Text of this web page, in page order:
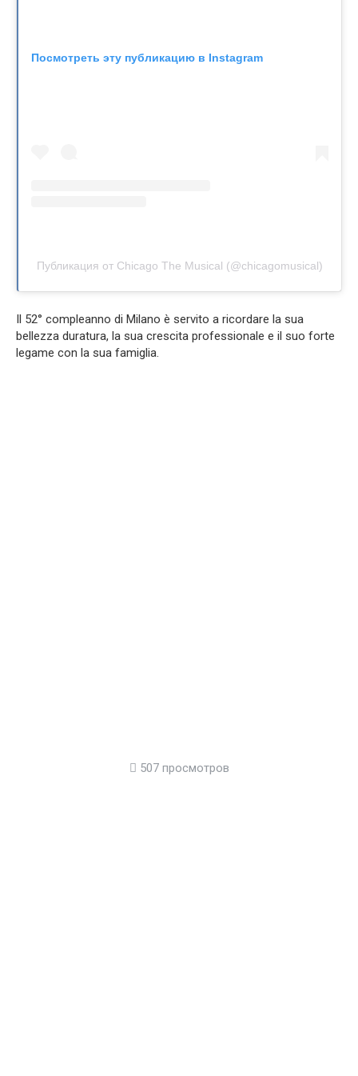
Посмотреть эту публикацию в Instagram
Публикация от Chicago The Musical (@chicagomusical)
Il 52° compleanno di Milano è servito a ricordare la sua
bellezza duratura, la sua crescita professionale e il suo forte
legame con la sua famiglia.
507 просмотров